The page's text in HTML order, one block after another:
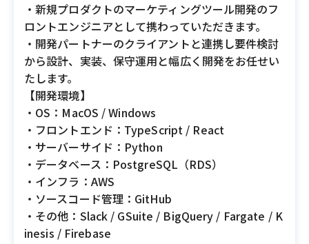
・新規プロダクトのマーケティングツール開発のフ
ロントエンジニアとして携わっていただきます。
・開発パートナーのクライアントと連携し要件検討
から設計、実装、保守運用と幅広く開発をお任せい
たします。
【開発環境】
・OS：MacOS / Windows
・フロントエンド：TypeScript / React
・サーバーサイド：Python
・データベース：PostgreSQL（RDS）
・インフラ：AWS
・ソースコード管理：GitHub
・その他：Slack / GSuite / BigQuery / Fargate / K
inesis / Firebase